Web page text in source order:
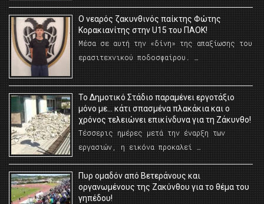
O νεαρός ζακυνθινός παίκτης Φώτης
Κορακιανίτης στην U15 του ΠΑΟΚ!
Μέσα σε αυτή την «δίνη» της απαξίωσης του
ερασιτεχνικού ποδοσφαίρου. …
Το Δημοτικό Στάδιο παραμένει εργοτάξιο
μόνο με… κάτι σπασμένα πλακάκια και ο
χρόνος τελειώνει επικίνδυνα για τη Ζάκυνθο!
Τέσσερις ημέρες μετά την έναρξη των
εργασιών, η εικόνα προκαλεί …
Πυρ ομαδόν από Βετεράνους και
οργανωμένους της Ζακύνθου για το θέμα του
γηπέδου!